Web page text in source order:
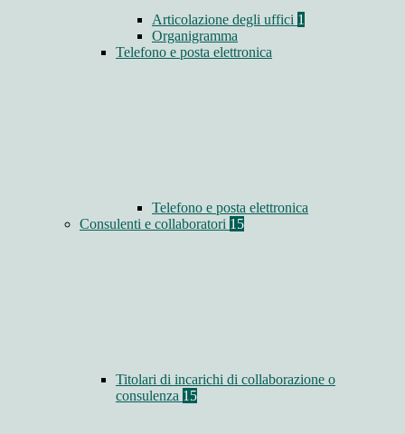
Articolazione degli uffici 1
Organigramma
Telefono e posta elettronica
Telefono e posta elettronica
Consulenti e collaboratori 15
Titolari di incarichi di collaborazione o
consulenza 15